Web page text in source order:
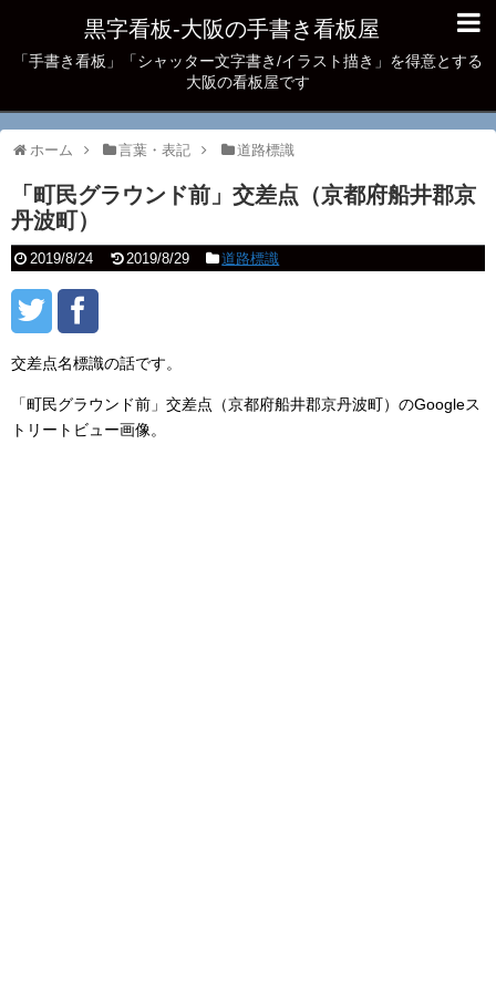
黒字看板‐大阪の手書き看板屋
「手書き看板」「シャッター文字書き/イラスト描き」を得意とする
大阪の看板屋です
ホーム 言葉・表記 道路標識
「町民グラウンド前」交差点（京都府船井郡京
丹波町）
2019/8/24 2019/8/29 道路標識
交差点名標識の話です。
「町民グラウンド前」交差点（京都府船井郡京丹波町）のGoogleス
トリートビュー画像。